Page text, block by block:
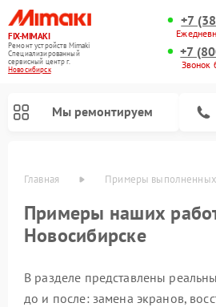
FIX-MIMAKI
Ремонт устройств Mimaki
Специализированный
cервисный центр г.
Новосибирск
+7
+7
Звонок
Мы ремонтируем
Главная Примеры
Примеры наших
Новосибирске
В разделе представлены
до и после: замена экранов,